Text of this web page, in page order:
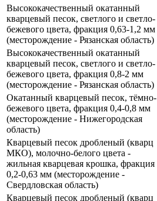
Высококачественный окатанный
кварцевый песок, светлого и светло-
бежевого цвета, фракция 0,63-1,2 мм
(месторождение - Рязанская область)
Высококачественный окатанный
кварцевый песок, светлого и светло-
бежевого цвета, фракция 0,8-2 мм
(месторождение - Рязанская область)
Окатанный кварцевый песок, тёмно-
бежевого цвета, фракция 0,4-0,8 мм
(месторождение - Нижегородская
область)
Кварцевый песок дробленый (кварц
МКО), молочно-белого цвета -
жильная кварцевая крошка, фракция
0,2-0,63 мм (месторождение -
Свердловская область)
Кварцевый песок дробленый (кварц